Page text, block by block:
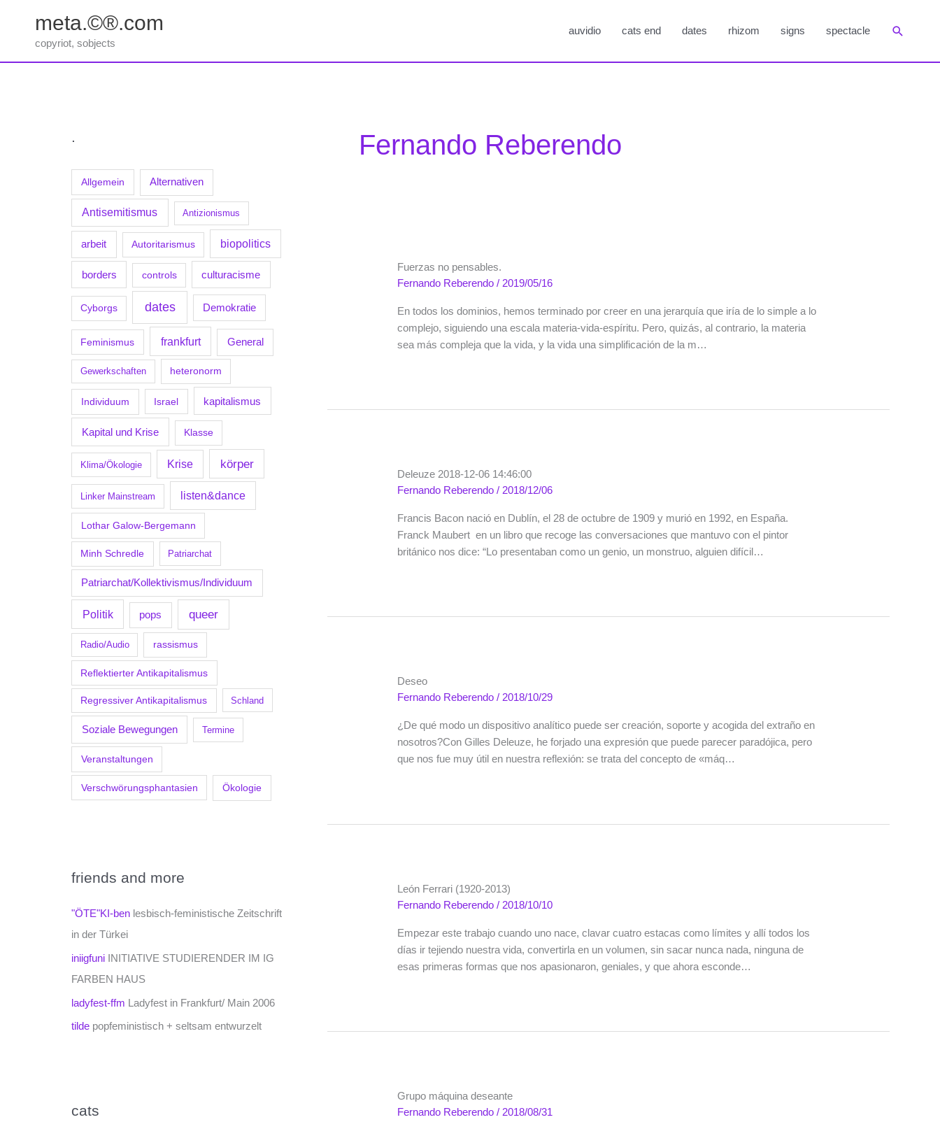
springen
meta.©®.com
copyriot, sobjects
auvidio cats end dates rhizom signs spectacle Suchen
.
Allgemein Alternativen
Antisemitismus Antizionismus
arbeit Autoritarismus biopolitics
borders controls culturacisme
Cyborgs dates Demokratie
Feminismus frankfurt General
Gewerkschaften heteronorm
Individuum Israel kapitalismus
Kapital und Krise Klasse
Klima/Ökologie Krise körper
Linker Mainstream listen&dance
Lothar Galow-Bergemann
Minh Schredle Patriarchat
Patriarchat/Kollektivismus/Individuum
Politik pops queer
Radio/Audio rassismus
Reflektierter Antikapitalismus
Regressiver Antikapitalismus Schland
Soziale Bewegungen Termine
Veranstaltungen
Verschwörungsphantasien Ökologie
friends and more
"ÖTE"KI-ben lesbisch-feministische Zeitschrift
in der Türkei
iniigfuni INITIATIVE STUDIERENDER IM IG
FARBEN HAUS
ladyfest-ffm Ladyfest in Frankfurt/ Main 2006
tilde popfeministisch + seltsam entwurzelt
cats
Fernando Reberendo
Fuerzas no pensables.
Fernando Reberendo/ 2019/05/16
En todos los dominios, hemos terminado por creer en una jerarquía que iría de lo simple a lo
complejo, siguiendo una escala materia-vida-espíritu. Pero, quizás, al contrario, la materia
sea más compleja que la vida, y la vida una simplificación de la m…
Deleuze 2018-12-06 14:46:00
Fernando Reberendo/ 2018/12/06
Francis Bacon nació en Dublín, el 28 de octubre de 1909 y murió en 1992, en España.
Franck Maubert en un libro que recoge las conversaciones que mantuvo con el pintor
británico nos dice: “Lo presentaban como un genio, un monstruo, alguien difícil…
Deseo
Fernando Reberendo/2018/10/29
¿De qué modo un dispositivo analítico puede ser creación, soporte y acogida del extraño en
nosotros?Con Gilles Deleuze, he forjado una expresión que puede parecer paradójica, pero
que nos fue muy útil en nuestra reflexión: se trata del concepto de «máq…
León Ferrari (1920-2013)
Fernando Reberendo/ 2018/10/10
Empezar este trabajo cuando uno nace, clavar cuatro estacas como límites y allí todos los
días ir tejiendo nuestra vida, convertirla en un volumen, sin sacar nunca nada, ninguna de
esas primeras formas que nos apasionaron, geniales, y que ahora esconde…
Grupo máquina deseante
Fernando Reberendo/ 2018/08/31